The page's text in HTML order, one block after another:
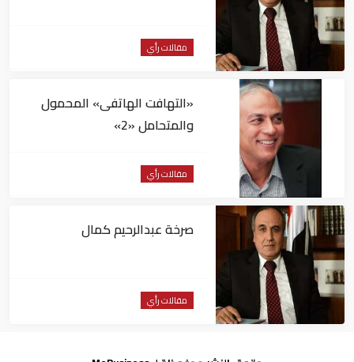
مقالات رأي
«التهافت الهاتفى» المحمول
والمتحامل «2»
مقالات رأي
صرخة عبدالرحيم كمال
مقالات رأي